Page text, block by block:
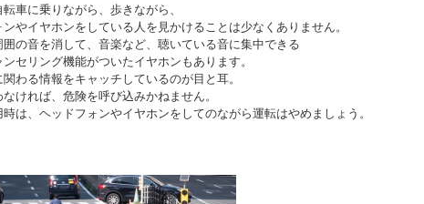
車に乗りながら、歩きながら、
やイヤホンをしている人を見かけることは少なくありません。
囲の音を消して、音楽など、聴いている音に集中できる
ンセリング機能がついたイヤホンもあります。
わる情報をキャッチしているのが目と耳。
ければ、危険を呼び込みかねません。
時は、ヘッドフォンやイヤホンをしてのながら運転はやめましょう。